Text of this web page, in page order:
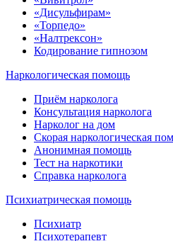
«Дисульфирам»
«Торпедо»
«Налтрексон»
Кодирование гипнозом
Наркологическая помощь
Приём нарколога
Консультация нарколога
Нарколог на дом
Скорая наркологическая
Анонимная помощь
Тест на наркотики
Справка нарколога
Психиатрическая помощь
Психиатр
Психотерапевт